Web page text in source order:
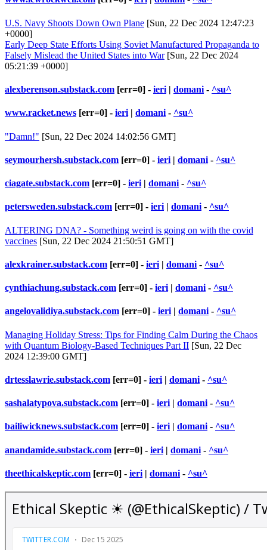
U.S. Navy Shoots Down Own Plane [Sun, 22 Dec 2024 12:47:23
+0000]
Early Deep State Efforts Using Soviet Manufactured Propaganda to
Falsely Mislead the United States into War[Sun, 22 Dec 2024
05:21:39 +0000]
alexberenson.substack.com [err=0] - ieri | domani - ^su^
www.racket.news [err=0] - ieri | domani - ^su^
"Damn!" [Sun, 22 Dec 2024 14:02:56 GMT]
seymourhersh.substack.com [err=0] - ieri | domani - ^su^
ciagate.substack.com [err=0] - ieri | domani - ^su^
petersweden.substack.com [err=0] - ieri | domani - ^su^
ALTERING DNA? - Something weird is going on with the covid
vaccines [Sun, 22 Dec 2024 21:50:51 GMT]
alexkrainer.substack.com [err=0] - ieri | domani - ^su^
cynthiachung.substack.com [err=0] - ieri | domani - ^su^
angelovalidiya.substack.com [err=0] - ieri | domani - ^su^
Managing Holiday Stress: Tips for Finding Calm During the Chaos
with Quantum Biology-Based Techniques Part II [Sun, 22 Dec
2024 12:39:00 GMT]
drtesslawrie.substack.com [err=0] - ieri | domani - ^su^
sashalatypova.substack.com [err=0] - ieri | domani - ^su^
bailiwicknews.substack.com [err=0] - ieri| domani- ^su^
anandamide.substack.com [err=0] - ieri | domani - ^su^
theethicalskeptic.com [err=0] - ieri | domani - ^su^